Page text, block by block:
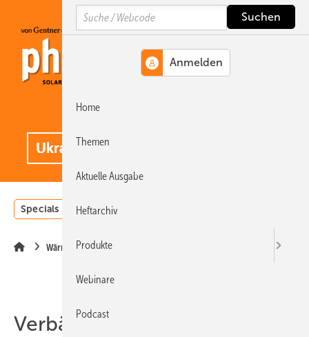
Hauptinhalt
Hauptmenü
SiteSearch
Specials Einstrahlungsatlas
Wärme
Verbände kritisieren neue
Search
Home
Themen
Aktuelle Ausgabe
Heftarchiv
Produkte
Webinare
Podcast